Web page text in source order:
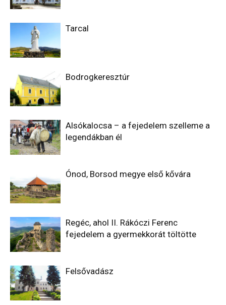
Tarcal
Bodrogkeresztúr
Alsókalocsa – a fejedelem szelleme a
legendákban él
Ónod, Borsod megye első kővára
Regéc, ahol II. Rákóczi Ferenc
fejedelem a gyermekkorát töltötte
Felsővadász